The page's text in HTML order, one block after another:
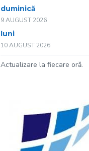
duminică
9 AUGUST 2026
luni
10 AUGUST 2026
Actualizare la fiecare oră.